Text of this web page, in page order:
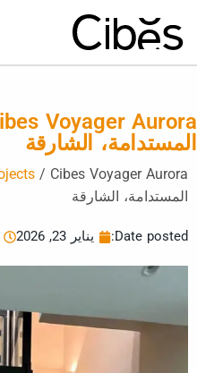
الشارقة
/
المستدامة، الشارقة
Date posted: يناير 23, 2026